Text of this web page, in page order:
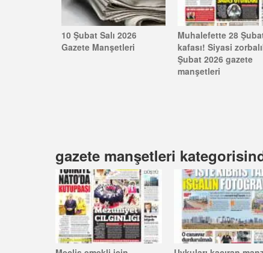
10 Şubat Salı 2026
Gazete Manşetleri
Muhalefette 28
kafası! Siyasi
Şubat 2026 gazete
manşetleri
gazete manşetleri